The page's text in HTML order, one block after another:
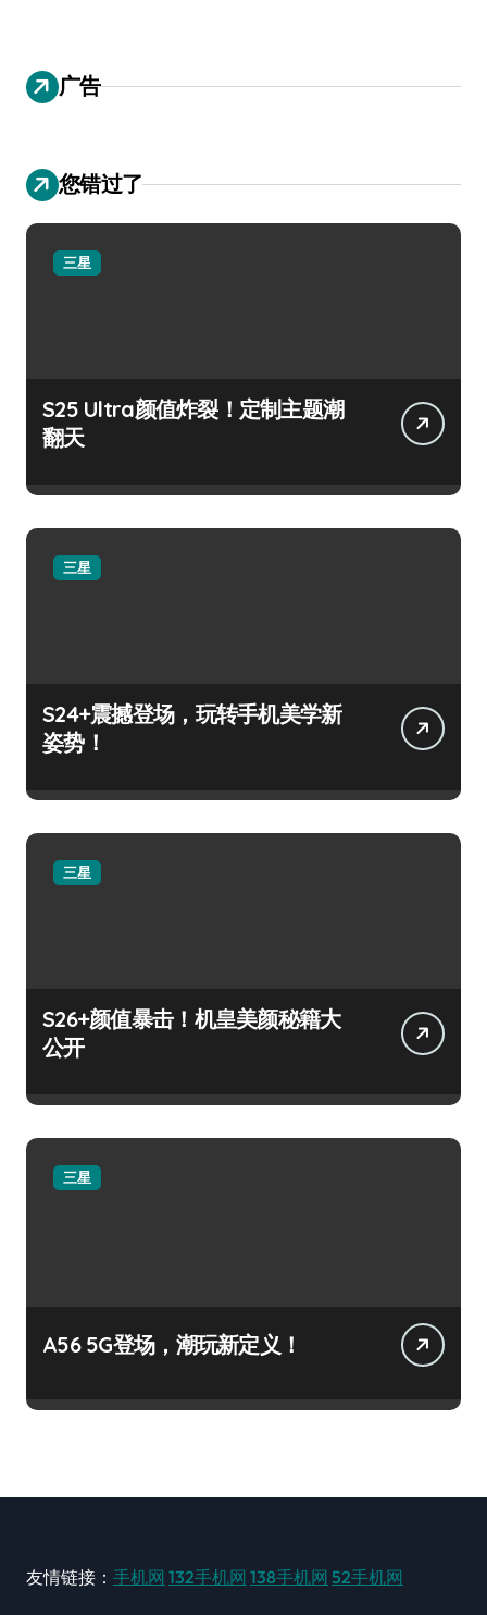
广告
您错过了
三星
S25 Ultra颜值炸裂！定制主题潮
翻天
三星
S24+震撼登场，玩转手机美学新
姿势！
三星
S26+颜值暴击！机皇美颜秘籍大
公开
三星
A56 5G登场，潮玩新定义！
友情链接： 手机网 132手机网 138手机网 52手机网